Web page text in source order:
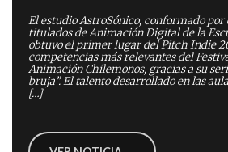
El estudio AstroSónico, conformado por
titulados de Animación Digital de la
obtuvo el primer lugar del Pitch Indie
competencias más relevantes del
Animación Chilemonos, gracias a su
bruja”. El talento desarrollado en las
[…]